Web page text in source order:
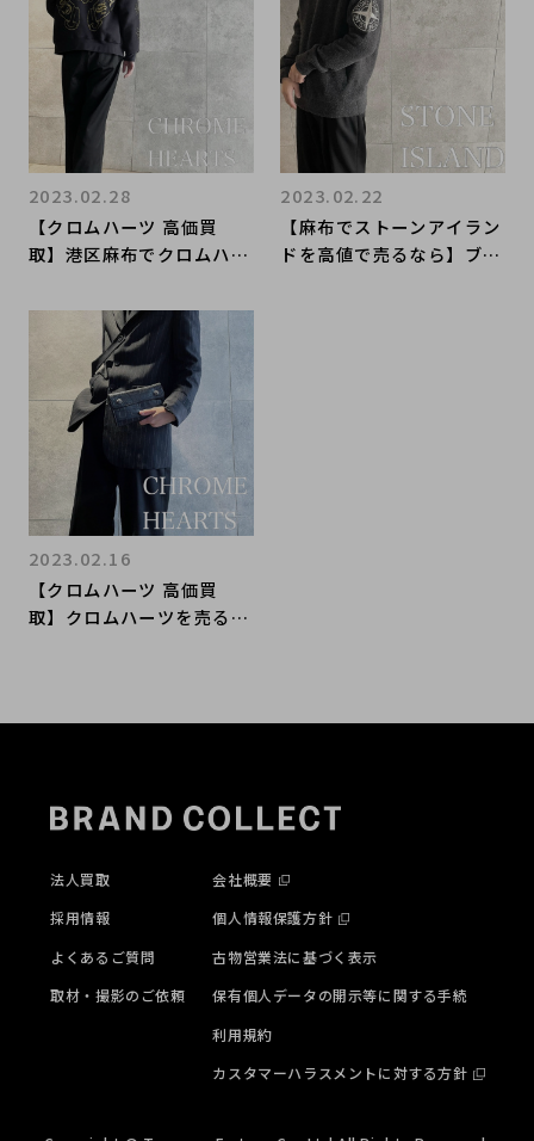
【クロムハーツ 高価買
取】港区麻布でクロムハー
ランドコレクト麻布十番へ
2023.02.28
【麻布でストーンアイラン
ドを高値で売るなら】ブラ
2023.02.22
【クロムハーツ 高価買
取】クロムハーツを売るな
2023.02.16
法人買取
採用情報
よくあるご質問
取材・撮影のご依頼
会社概要
個人情報保護方針
古物営業法に基づく表示
保有個人データの開示等に関する手続
利用規約
カスタマーハラスメントに対する方針